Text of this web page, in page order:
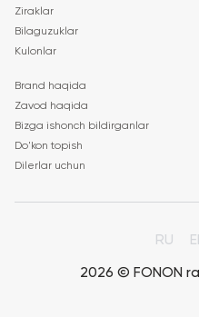
Ziraklar
Bilaguzuklar
Kulonlar
Brand haqida
Zavod haqida
Bizga ishonch bildirganlar
Do'kon topish
Dilerlar uchun
2026 © FONON
RU